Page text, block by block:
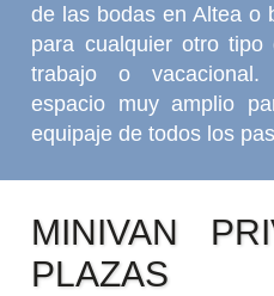
de las bodas en Altea o
para cualquier otro
trabajo o
espacio muy amplio
equipaje de todos los
MINIVAN
PLAZAS